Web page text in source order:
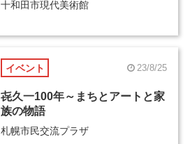
十和田市現代美術館
イベント 23/8/25
㐂久一100年～まちとアートと家
族の物語
札幌市民交流プラザ